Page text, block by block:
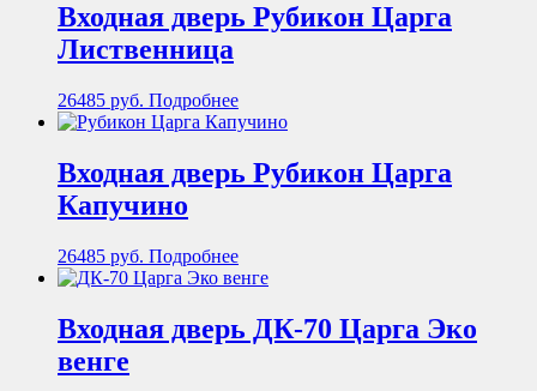
Входная дверь Рубикон Царга
Лиственница
26485 руб. Подробнее
Входная дверь Рубикон Царга
Капучино
26485 руб. Подробнее
Входная дверь ДК-70 Царга Эко
венге